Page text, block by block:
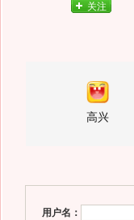
关注
高兴
用户名：